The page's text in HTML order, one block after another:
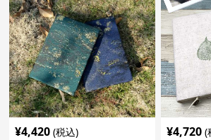
¥4,420 (税込) ¥4,720 (